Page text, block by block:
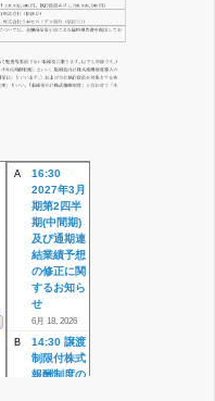
A
16:30
2027年3月
期第2四半
期(中間期)
及び通期連
結業績予想
の修正に関
するお知ら
せ
6月 18, 2026
B
14:30 譲渡
制限付株式
報酬制度の